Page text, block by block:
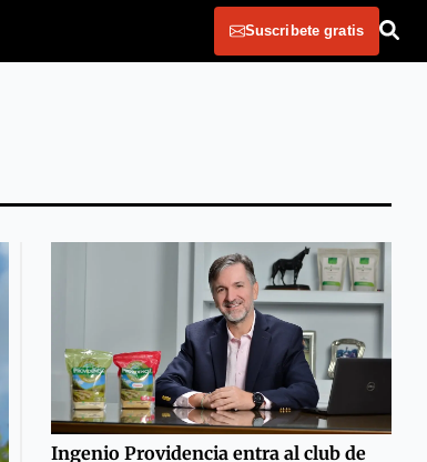
Suscribete gratis
Ingenio Providencia entra al club de